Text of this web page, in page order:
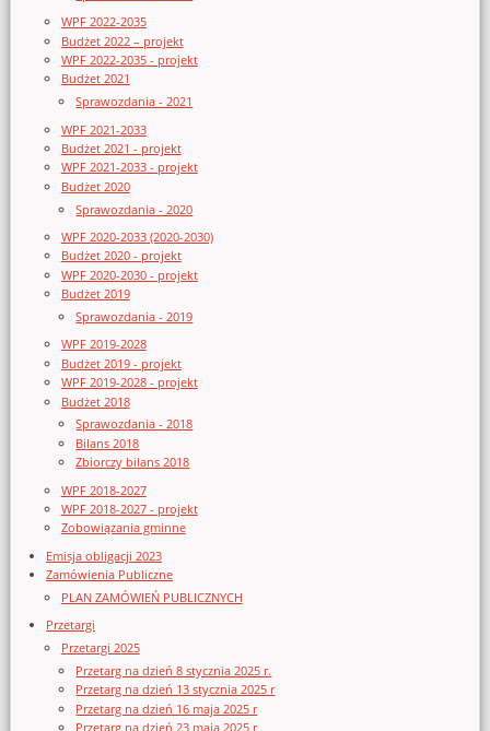
WPF 2022-2035
Budżet 2022 – projekt
WPF 2022-2035 - projekt
Budżet 2021
Sprawozdania - 2021
WPF 2021-2033
Budżet 2021 - projekt
WPF 2021-2033 - projekt
Budżet 2020
Sprawozdania - 2020
WPF 2020-2033 (2020-2030)
Budżet 2020 - projekt
WPF 2020-2030 - projekt
Budżet 2019
Sprawozdania - 2019
WPF 2019-2028
Budżet 2019 - projekt
WPF 2019-2028 - projekt
Budżet 2018
Sprawozdania - 2018
Bilans 2018
Zbiorczy bilans 2018
WPF 2018-2027
WPF 2018-2027 - projekt
Zobowiązania gminne
Emisja obligacji 2023
Zamówienia Publiczne
PLAN ZAMÓWIEŃ PUBLICZNYCH
Przetargi
Przetargi 2025
Przetarg na dzień 8 stycznia 2025 r.
Przetarg na dzień 13 stycznia 2025 r
Przetarg na dzień 16 maja 2025 r
Przetarg na dzień 23 maja 2025 r